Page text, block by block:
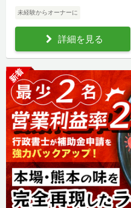
未経験からオーナーに
詳細を見る
新着